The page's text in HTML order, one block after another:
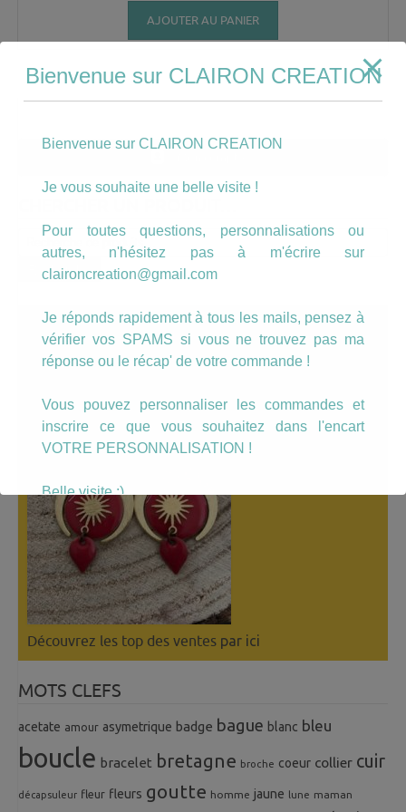
AJOUTER AU PANIER
Recherche
pour :
Recherche
A LÀ UNE
Découvrez les top des ventes par ici
MOTS CLEFS
acetate amour asymetrique badge bague blanc bleu
boucle bracelet bretagne broche coeur collier cuir
décapsuleur fleur fleurs goutte homme jaune lune maman
Bienvenue sur CLAIRON CREATION
Bienvenue sur CLAIRON CREATION
Je vous souhaite une belle visite !
Pour toutes questions, personnalisations ou
autres, n'hésitez pas à m'écrire sur
claironcreation@gmail.com
Je réponds rapidement à tous les mails, pensez à
vérifier vos SPAMS si vous ne trouvez pas ma
réponse ou le récap' de votre commande !
Vous pouvez personnaliser les commandes et
inscrire ce que vous souhaitez dans l'encart
VOTRE PERSONNALISATION !
Belle visite :)